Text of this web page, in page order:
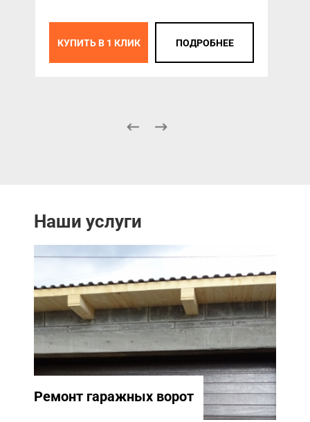
КУПИТЬ В 1 КЛИК
ПОДРОБНЕЕ
Наши услуги
Ремонт гаражных ворот